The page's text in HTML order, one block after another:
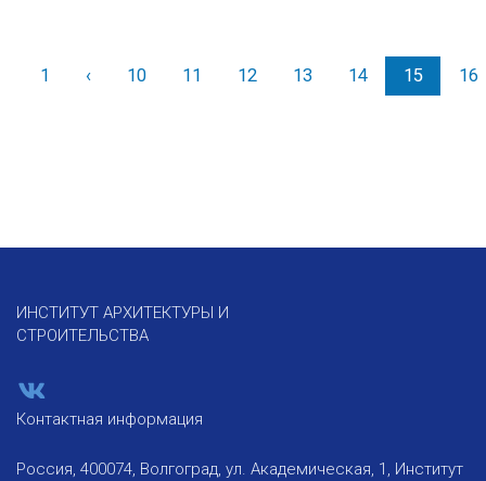
1 ‹Назад
10 11 12 13 14 15 16
ИНСТИТУТ АРХИТЕКТУРЫ И
СТРОИТЕЛЬСТВА
Контактная информация
Россия, 400074, Волгоград, ул. Академическая, 1, Институт